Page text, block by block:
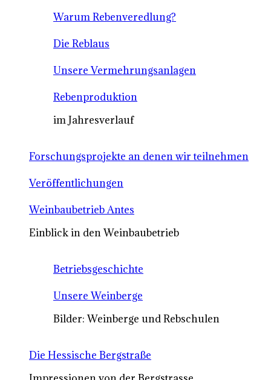
Warum Rebenveredlung?
Die Reblaus
Unsere Vermehrungsanlagen
Rebenproduktion
im Jahresverlauf
Forschungsprojekte an denen wir teilnehmen
Veröffentlichungen
Weinbaubetrieb Antes
Einblick in den Weinbaubetrieb
Betriebsgeschichte
Unsere Weinberge
Bilder: Weinberge und Rebschulen
Die Hessische Bergstraße